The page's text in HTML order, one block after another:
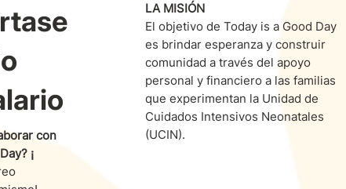
LA MISIÓN
El objetivo de Today is a Good Day
es brindar esperanza y construir
comunidad a través del apoyo
personal y financiero a las familias
que experimentan la Unidad de
Cuidados Intensivos Neonatales
(UCIN).
con
¡